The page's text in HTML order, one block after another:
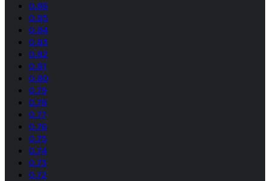
0.86
0.85
0.84
0.83
0.82
0.81
0.80
0.79
0.78
0.77
0.76
0.75
0.74
0.73
0.72